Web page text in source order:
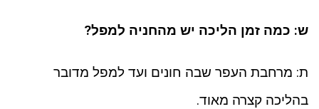
ש: כמה זמן הליכה יש מהחניה למפל?
ת: מרחבת העפר שבה חונים ועד למפל מדובר
בהליכה קצרה מאוד.